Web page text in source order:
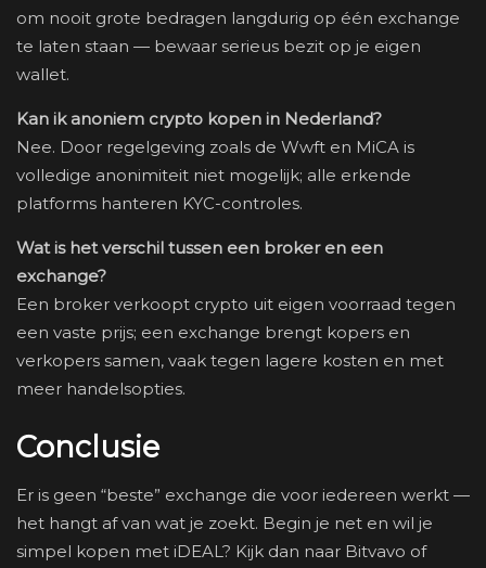
om nooit grote bedragen langdurig op één exchange
te laten staan — bewaar serieus bezit op je eigen
wallet.
Kan ik anoniem crypto kopen in Nederland?
Nee. Door regelgeving zoals de Wwft en MiCA is
volledige anonimiteit niet mogelijk; alle erkende
platforms hanteren KYC-controles.
Wat is het verschil tussen een broker en een
exchange?
Een broker verkoopt crypto uit eigen voorraad tegen
een vaste prijs; een exchange brengt kopers en
verkopers samen, vaak tegen lagere kosten en met
meer handelsopties.
Conclusie
Er is geen “beste” exchange die voor iedereen werkt —
het hangt af van wat je zoekt. Begin je net en wil je
simpel kopen met iDEAL? Kijk dan naar Bitvavo of